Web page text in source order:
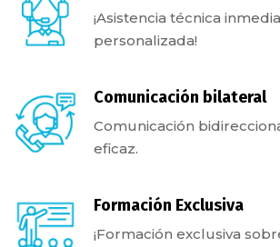
¡Asistencia técnica
personalizada!
Comunicación bilateral
Comunicación
eficaz.
Formación Exclusiva
¡Formación exclusiva